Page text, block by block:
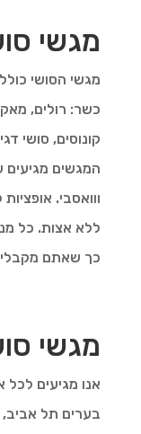
מגשי
מגשי הסושי
כשר: רולים,
קונוסים, סושי
המגשים מגיעים
ווואסבי.
ללא אצות. כל
כך שאתם
מגשי
אנו מגיעים לכל
בערים תל אביב,